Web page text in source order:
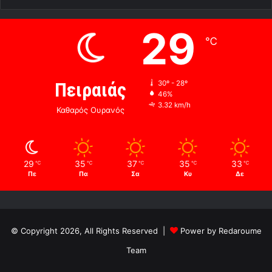
Πειραιάς
Καθαρός Ουρανός
29 ℃
30º - 28º
46%
3.32 km/h
29 ℃
Πε
35 ℃
Πα
37 ℃
Σα
35 ℃
Κυ
33 ℃
Δε
© Copyright 2026, All Rights Reserved |
Power by Redaroume
Team